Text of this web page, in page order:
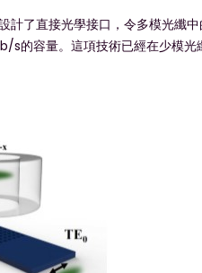
了直接光學接口，令多模光纖
的容量。這項技術已經在少模